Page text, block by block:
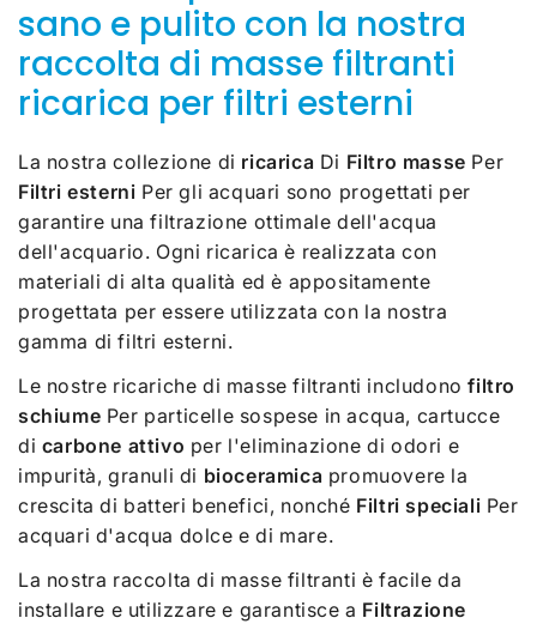
sano e pulito con la nostra
raccolta di masse filtranti
ricarica per filtri esterni
La nostra collezione di ricarica Di Filtro masse Per
Filtri esterni Per gli acquari sono progettati per
garantire una filtrazione ottimale dell'acqua
dell'acquario. Ogni ricarica è realizzata con
materiali di alta qualità ed è appositamente
progettata per essere utilizzata con la nostra
gamma di filtri esterni.
Le nostre ricariche di masse filtranti includonofiltro
schiume Per particelle sospese in acqua, cartucce
di carbone attivo per l'eliminazione di odori e
impurità, granuli di bioceramica promuovere la
crescita di batteri benefici, nonché Filtri speciali Per
acquari d'acqua dolce e di mare.
La nostra raccolta di masse filtranti è facile da
installare e utilizzare e garantisce a Filtrazione